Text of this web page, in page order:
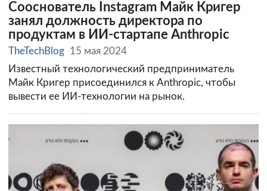
Сооснователь Instagram Майк Кригер
занял должность директора по
продуктам в ИИ-стартапе Anthropic
TheTechBlog 15 мая 2024
Известный технологический предприниматель
Майк Кригер присоединился к Anthropic, чтобы
вывести ее ИИ-технологии на рынок.